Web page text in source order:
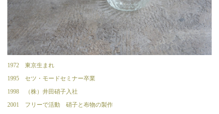
1972 東京生まれ
1995 セツ・モードセミナー卒業
1998 （株）井田硝子入社
2001 フリーで活動 硝子と布物の製作